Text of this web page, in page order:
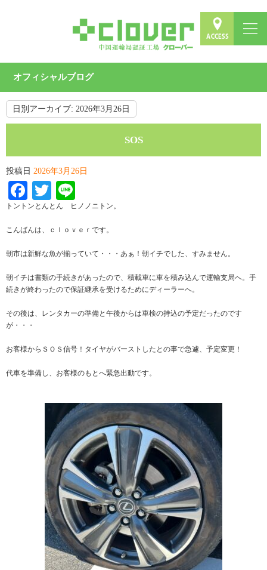
オフィシャルブログ
日別アーカイブ: 2026年3月26日
SOS
投稿日 2026年3月26日
Facebook
Twitter
トントンとんとん ヒノノニトン。
こんばんは、ｃｌｏｖｅｒです。
朝市は新鮮な魚が揃っていて・・・あぁ！朝イチでした、すみません。
朝イチは書類の手続きがあったので、積載車に車を積み込んで運輸支局へ。手
続きが終わったので保証継承を受けるためにディーラーへ。
その後は、レンタカーの準備と午後からは車検の持込の予定だったのです
が・・・
お客様からＳＯＳ信号！タイヤがバーストしたとの事で急遽、予定変更！
代車を準備し、お客様のもとへ緊急出動です。